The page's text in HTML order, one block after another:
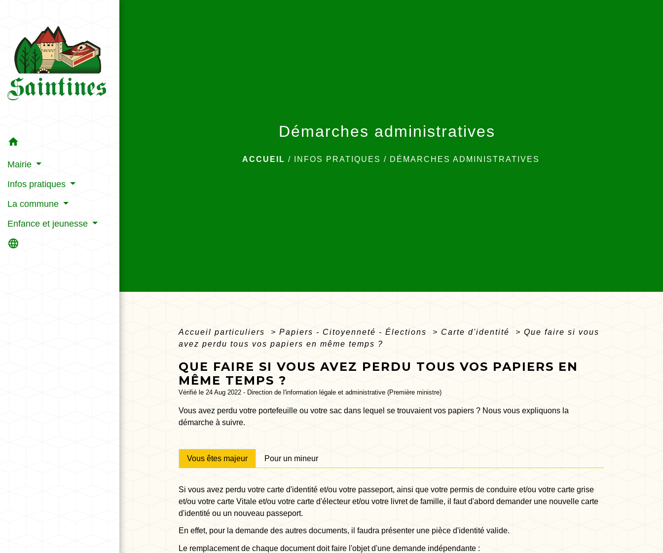
home
Mairie
Infos pratiques
La commune
Enfance et jeunesse
language
Démarches administratives
ACCUEIL / INFOS PRATIQUES / DÉMARCHES ADMINISTRATIVES
Accueil particuliers > Papiers - Citoyenneté - Élections > Carte d'identité > Que faire si vous
avez perdu tous vos papiers en même temps ?
QUE FAIRE SI VOUS AVEZ PERDU TOUS VOS PAPIERS EN
MÊME TEMPS ?
Vérifié le 24 Aug 2022 - Direction de l'information légale et administrative (Première ministre)
Vous avez perdu votre portefeuille ou votre sac dans lequel se trouvaient vos papiers ? Nous vous expliquons la
démarche à suivre.
Vous êtes majeur Pour un mineur
Si vous avez perdu votre carte d'identité et/ou votre passeport, ainsi que votre permis de conduire et/ou votre carte grise
et/ou votre carte Vitale et/ou votre carte d'électeur et/ou votre livret de famille, il faut d'abord demander une nouvelle carte
d'identité ou un nouveau passeport.
En effet, pour la demande des autres documents, il faudra présenter une pièce d'identité valide.
Le remplacement de chaque document doit faire l'objet d'une demande indépendante :